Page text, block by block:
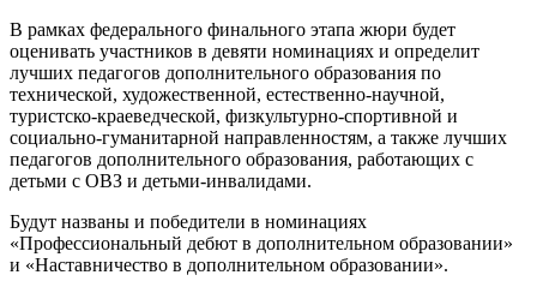
В рамках федерального финального этапа жюри будет
оценивать участников в девяти номинациях и определит
лучших педагогов дополнительного образования по
технической, художественной, естественно-научной,
туристско-краеведческой, физкультурно-спортивной и
социально-гуманитарной направленностям, а также лучших
педагогов дополнительного образования, работающих с
детьми с ОВЗ и детьми-инвалидами.
Будут названы и победители в номинациях
«Профессиональный дебют в дополнительном образовании»
и «Наставничество в дополнительном образовании».